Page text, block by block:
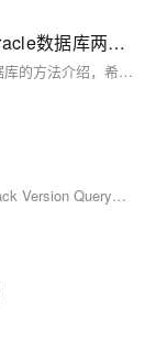
【Oracle】使用Navicat Premium连接Oracle数据库两种方法
以上就是两种使用Navicat Premium连接Oracle数据库的方法介绍，希望对你有所帮助！
本文介绍了Oracle数据库的闪回版本查询（Flashback Version Query）功能，通过示例详细讲解了其使用方法。闪回版本查询可获取指定时间区间内行的不同版本，利用`versions between`子句实现。文中包含视频讲解，并通过创建测试表、插入数据及执行查询等步骤，演示如何获取历史版本信息和伪列详情，帮助用户深入了解该功能的实际应用。